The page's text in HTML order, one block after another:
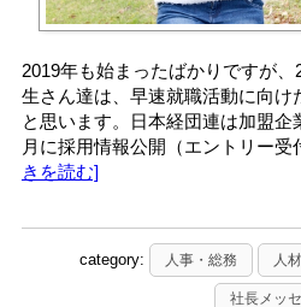
2019年も始まったばかりですが
生さん達は、早速就職活動に向け
と思います。日本経団連は加盟
月に採用情報公開（エントリー受
きを読む]
category: 人事・総務 人
社長メッ